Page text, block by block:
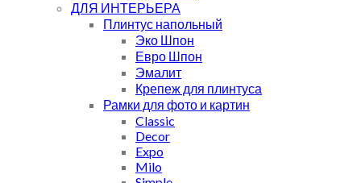
ДЛЯ ИНТЕРЬЕРА
Плинтус напольный
Эко Шпон
Евро Шпон
Эмалит
Крепеж для плинтуса
Рамки для фото и картин
Classic
Decor
Expo
Milo